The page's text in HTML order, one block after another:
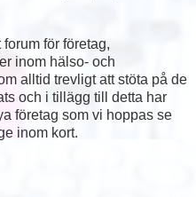
för företag,
inom hälso- och
alltid trevligt att stöta på de
och i tillägg till detta har
företag som vi hoppas se
inom kort.